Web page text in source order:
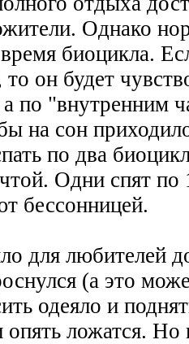
Однако
биоцикла.
то он будет
по "внутренним
на сон
по два
Одни спят по
бессонницей.
для любителей
(а это
одеяло и
ложатся. Но